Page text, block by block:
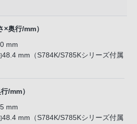
奥行/mm）
mm
mm（S784K/S785Kシリーズ付属
/mm）
mm
mm（S784K/S785Kシリーズ付属